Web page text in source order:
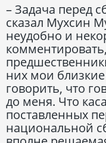
– Задача перед
сказал Мухсин
неудобно и
них мои
говорить, что
до меня. Что
поставленных
национальной